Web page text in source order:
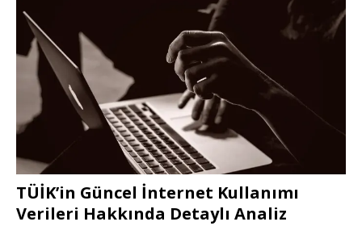
TÜİK’in Güncel İnternet Kullanımı
Verileri Hakkında Detaylı Analiz